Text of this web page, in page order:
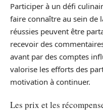
Participer à un défi
faire connaître au sein de
réussies peuvent être
recevoir des
avant par des comptes
valorise les efforts des
motivation à continuer.
Les prix et les